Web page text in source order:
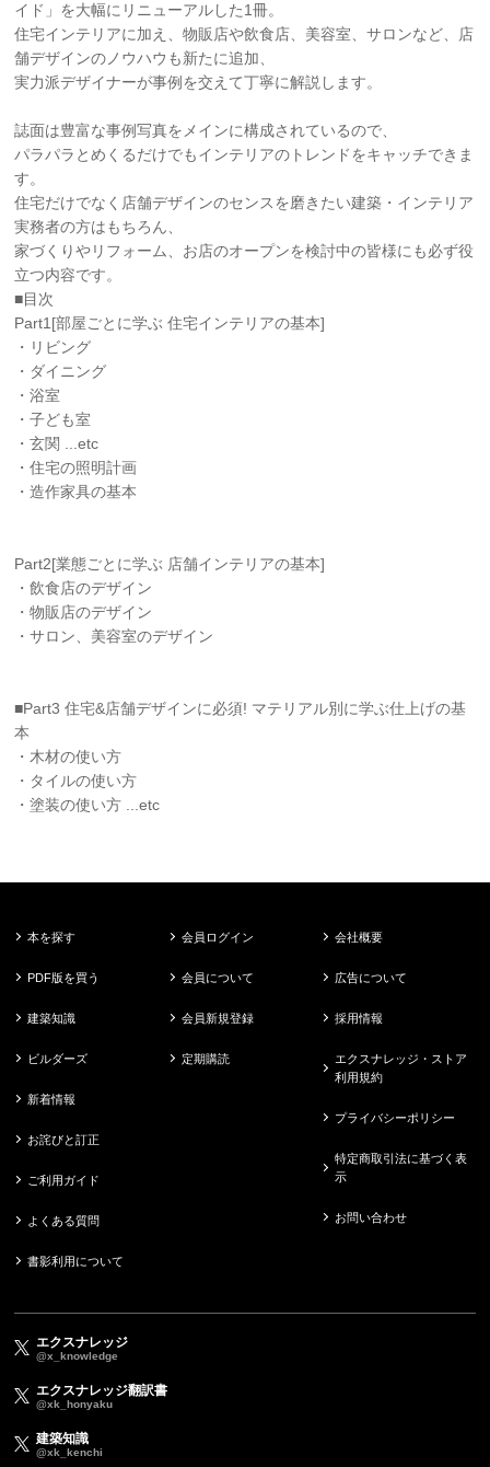
イド」を大幅にリニューアルした1冊。
住宅インテリアに加え、物販店や飲食店、美容室、サロンなど、店
舗デザインのノウハウも新たに追加、
実力派デザイナーが事例を交えて丁寧に解説します。
誌面は豊富な事例写真をメインに構成されているので、
パラパラとめくるだけでもインテリアのトレンドをキャッチできま
す。
住宅だけでなく店舗デザインのセンスを磨きたい建築・インテリア
実務者の方はもちろん、
家づくりやリフォーム、お店のオープンを検討中の皆様にも必ず役
立つ内容です。
■目次
Part1[部屋ごとに学ぶ 住宅インテリアの基本]
・リビング
・ダイニング
・浴室
・子ども室
・玄関 ...etc
・住宅の照明計画
・造作家具の基本
Part2[業態ごとに学ぶ 店舗インテリアの基本]
・飲食店のデザイン
・物販店のデザイン
・サロン、美容室のデザイン
■Part3 住宅&店舗デザインに必須! マテリアル別に学ぶ仕上げの基
本
・木材の使い方
・タイルの使い方
・塗装の使い方 ...etc
本を探す
PDF版を買う
建築知識
ビルダーズ
新着情報
お詫びと訂正
ご利用ガイド
よくある質問
書影利用について
会員ログイン
会員について
会員新規登録
定期購読
会社概要
広告について
採用情報
エクスナレッジ・ストア
利用規約
プライバシーポリシー
特定商取引法に基づく表
示
お問い合わせ
エクスナレッジ
@x_knowledge
エクスナレッジ翻訳書
@xk_honyaku
建築知識
@xk_kenchi